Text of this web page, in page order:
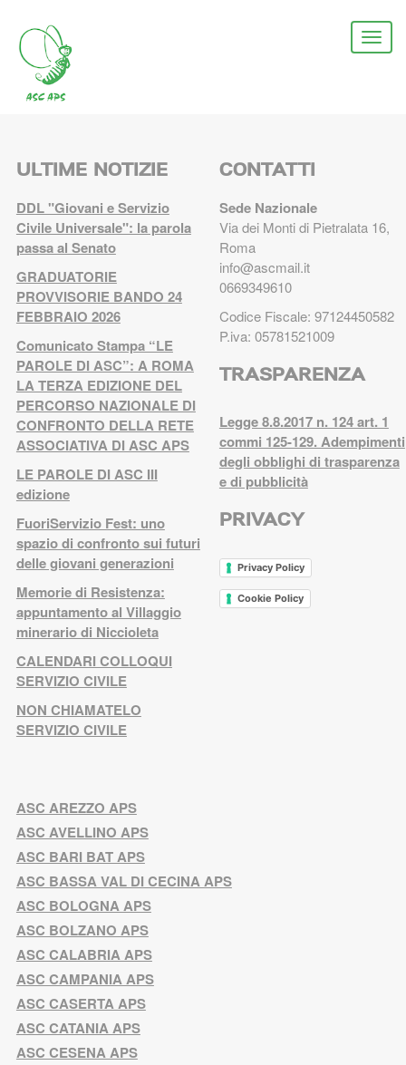
contenuto
principale
ASC AREZZO APS
ASC AVELLINO APS
ASC BARI BAT APS
ASC BASSA VAL DI CECINA APS
ASC BOLOGNA APS
ASC BOLZANO APS
ASC CALABRIA APS
ASC CAMPANIA APS
ASC CASERTA APS
ASC CATANIA APS
ASC CESENA APS
ULTIME NOTIZIE
DDL "Giovani e Servizio
Civile Universale": la parola
passa al Senato
GRADUATORIE
PROVVISORIE BANDO 24
FEBBRAIO 2026
Comunicato Stampa “LE
PAROLE DI ASC”: A ROMA
LA TERZA EDIZIONE DEL
PERCORSO NAZIONALE DI
CONFRONTO DELLA RETE
ASSOCIATIVA DI ASC APS
LE PAROLE DI ASC III
edizione
FuoriServizio Fest: uno
spazio di confronto sui futuri
delle giovani generazioni
Memorie di Resistenza:
appuntamento al Villaggio
minerario di Niccioleta
CALENDARI COLLOQUI
SERVIZIO CIVILE
NON CHIAMATELO
SERVIZIO CIVILE
CONTATTI
Sede Nazionale
Via dei Monti di Pietralata 16,
Roma
info@ascmail.it
0669349610
Codice Fiscale: 97124450582
P.iva: 05781521009
TRASPARENZA
Legge 8.8.2017 n. 124 art. 1
commi 125-129. Adempimenti
degli obblighi di trasparenza
e di pubblicità
PRIVACY
Privacy Policy
Cookie Policy